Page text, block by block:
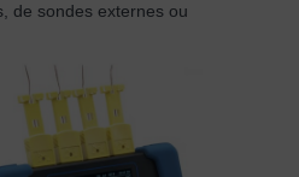
de sondes externes ou